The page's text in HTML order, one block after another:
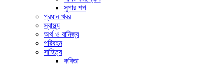
সুপার শপ
প্রধান খবর
স্বাস্থ্য
অর্থ ও বানিজ্য
পরিবহন
সাহিত্য
কবিতা